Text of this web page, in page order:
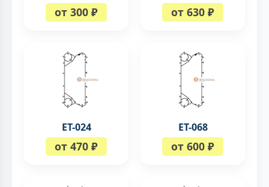
от 300 ₽ от 630 ₽
ЕТ-024
от 470 ₽
ЕТ-068
от 600 ₽